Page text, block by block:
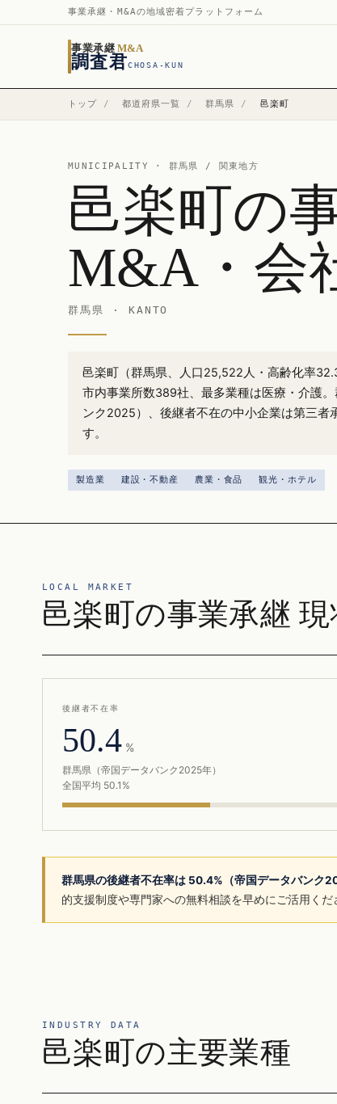
事業承継・M&Aの地域密着プラットフォーム
事業承継 M&A
調査君CHOSA-KUN
トップ / 都道府県一覧 / 群馬県 / 邑楽町
MUNICIPALITY · 群馬県 / 関東地方
邑楽町の
M&A・会
群馬県 · KANTO
邑楽町（群馬県、人口25,522人・高齢化率
市内事業所数389社、最多業種は医療・介護
ンク2025）、後継者不在の中小企業は第三者
す。
製造業 建設・不動産 農業・食品 観光・ホテル
LOCAL MARKET
邑楽町の事業承継 現
後継者不在率
50.4 %
群馬県（帝国データバンク2025年）
全国平均 50.1%
群馬県の後継者不在率は 50.4%（帝国データバンク
的支援制度や専門家への無料相談を早めにご活用くだ
INDUSTRY DATA
邑楽町の主要業種